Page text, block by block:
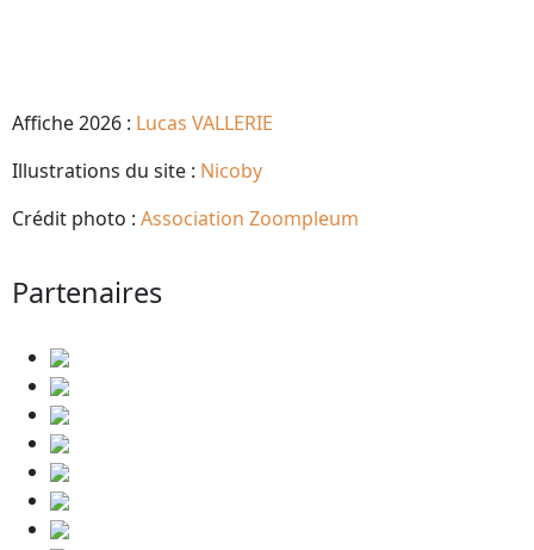
Affiche 2026 : Lucas VALLERIE
Illustrations du site : Nicoby
Crédit photo : Association Zoompleum
Partenaires